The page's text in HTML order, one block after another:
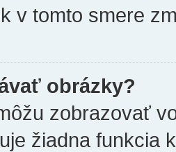
v tomto smere
obrázky?
zobrazovať
žiadna funkcia